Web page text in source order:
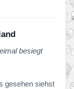
besiegt
gesehen siehst